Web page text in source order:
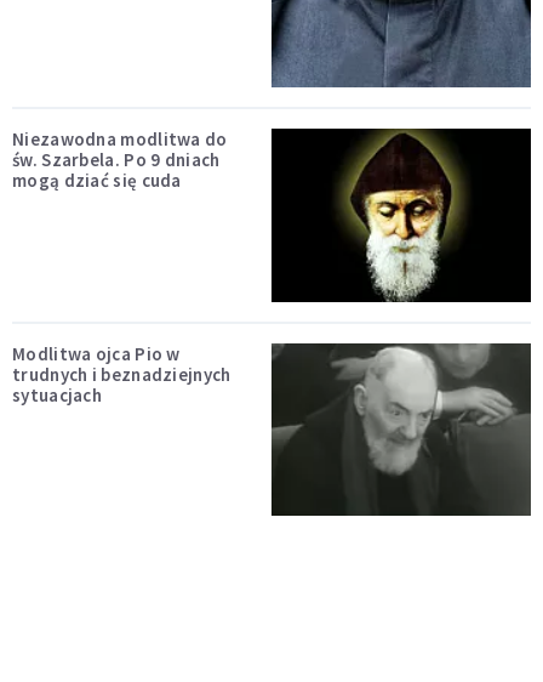
Niezawodna modlitwa do
św. Szarbela. Po 9 dniach
mogą dziać się cuda
Modlitwa ojca Pio w
trudnych i beznadziejnych
sytuacjach